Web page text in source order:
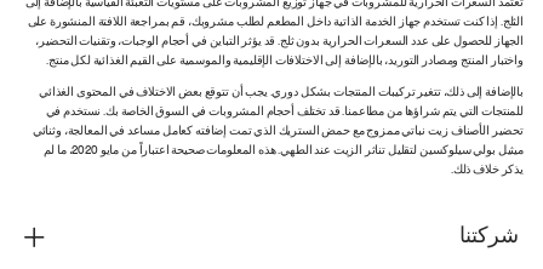
تعتمد السعرات الحرارية للمشروبات في جهاز توزيع المشروبات على مستويات التعبئة القياسية بالإضافة إلى
الثلج. إذا كنت تستخدم جهاز الخدمة الذاتية داخل المطعم لطلب مشروبك، قم بمراجعة اللافتة المنشورة على
الجهاز للحصول على عدد السعرات الحرارية بدون ثلج. قد يؤثر التباين في أحجام الوجبات، وتقنيات التحضير،
واختبار المنتج ومصادر التوريد، بالإضافة إلى الاختلافات الإقليمية والموسمية على القيم الغذائية لكل منتج.
بالإضافة إلى ذلك، تتغير تركيبات المنتجات بشكل دوري. يجب أن تتوقع بعض الاختلاف في المحتوى الغذائي
للمنتجات التي يتم شراؤها من مطاعمنا. قد تختلف أحجام المشروبات في السوق الخاصة بك. نستخدم في
تحضير الأصناف زيت نباتي ممزوج مع حمض الستريك الذي تمت إضافته كعامل مساعد في المعالجة، وثنائي
ميثيل بولي سيلوكسين لتقليل تناثر الزيت عند الطهي. هذه المعلومات صحيحة اعتباراً من مايو 2020، ما لم
يذكر خلاف ذلك.
شركتنا